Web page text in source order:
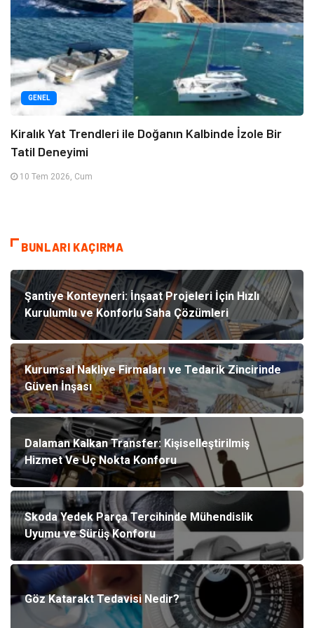
GENEL
Kiralık Yat Trendleri ile Doğanın Kalbinde İzole Bir
Tatil Deneyimi
10 Tem 2026, Cum
BUNLARI KAÇIRMA
Şantiye Konteyneri: İnşaat Projeleri İçin Hızlı
Kurulumlu ve Konforlu Saha Çözümleri
Kurumsal Nakliye Firmaları ve Tedarik Zincirinde
Güven İnşası
Dalaman Kalkan Transfer: Kişiselleştirilmiş
Hizmet Ve Uç Nokta Konforu
Skoda Yedek Parça Tercihinde Mühendislik
Uyumu ve Sürüş Konforu
Göz Katarakt Tedavisi Nedir?